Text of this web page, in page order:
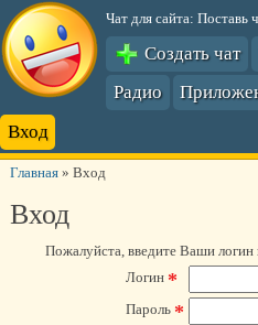
Чат для сайта: Поставь
Создать чат
Радио
Вход
Главная» Вход
Вход
Пожалуйста, введите Ваши логин
Логин *
Пароль *